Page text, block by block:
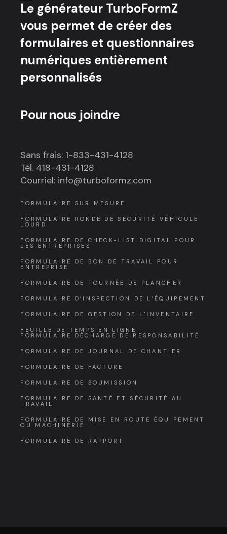
Le générateur TurboFormZ
vous permet de créer des
formulaires et questionnaires
numériques entièrement
personnalisés
Pour nous joindre
Sans frais: 1-833-431-4128
Tél. 418-431-4128
Courriel: info@turboformz.com
FORMULAIRE SUR MESURE
FORMULAIRE RONDE DE SÉCURITÉ VÉHICULE
LOURD
FORMULAIRE DE CHECK-LIST DIGITAL POUR
LES ENTREPRISES
FORMULAIRE DE BON DE TRAVAIL POUR
ENTREPRISE
FORMULAIRE DE TOURNÉE DE PLANCHER
FORMULAIRE D’INSPECTION DE L’ÉQUIPEMENT
FORMULAIRE DE GESTION DE L’INVENTAIRE
FEUILLE DE TEMPS EN LIGNE
FORMULAIRE DÉCHARGE DE RESPONSABILITÉ
FORMULAIRE DE JOURNAL DE CHANTIER
FORMULAIRE DE FACTURE
FORMULAIRE DE SOUMISSION
FORMULAIRE DE SANTÉ ET SÉCURITÉ AU
TRAVAIL
FORMULAIRE DE MISE EN ROUTE ÉQUIPEMENT
OU MACHINERIE
FORMULAIRE DE RAPPORT